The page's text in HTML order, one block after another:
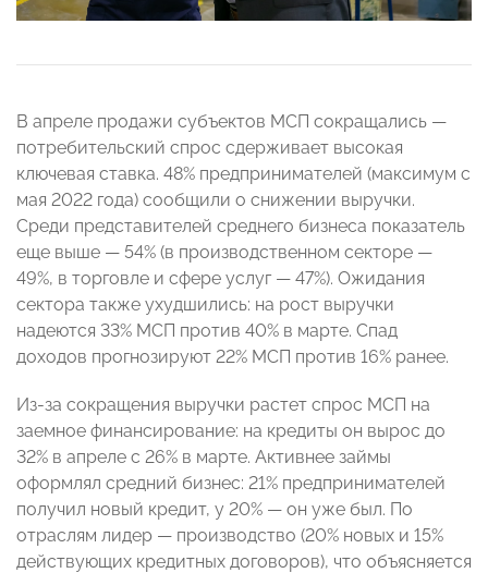
В апреле продажи субъектов МСП сокращались —
потребительский спрос сдерживает высокая
ключевая ставка. 48% предпринимателей (максимум с
мая 2022 года) сообщили о снижении выручки.
Среди представителей среднего бизнеса показатель
еще выше — 54% (в производственном секторе —
49%, в торговле и сфере услуг — 47%). Ожидания
сектора также ухудшились: на рост выручки
надеются 33% МСП против 40% в марте. Спад
доходов прогнозируют 22% МСП против 16% ранее.
Из-за сокращения выручки растет спрос МСП на
заемное финансирование: на кредиты он вырос до
32% в апреле с 26% в марте. Активнее займы
оформлял средний бизнес: 21% предпринимателей
получил новый кредит, у 20% — он уже был. По
отраслям лидер — производство (20% новых и 15%
действующих кредитных договоров), что объясняется